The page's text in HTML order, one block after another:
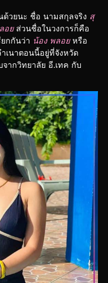
ด้วยนะ ชื่อ นามสกุลจริง สุ
อยส่วนชื่อในวงการก็คือ
กกันว่า น้อง พลอยหรือ
เนาตอนนี้อยู่ที่จังหวัด
ากวิทยาลัย อี.เทค กับ